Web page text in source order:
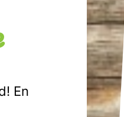
En